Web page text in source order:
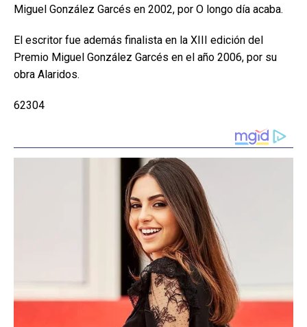
Miguel González Garcés en 2002, por O longo día acaba.
El escritor fue además finalista en la XIII edición del
Premio Miguel González Garcés en el año 2006, por su
obra Alaridos.
62304